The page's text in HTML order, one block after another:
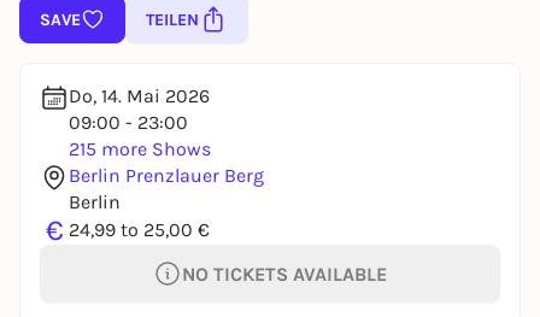
SAVE TEILEN
Do, 14. Mai 2026
09:00 - 23:00
215 more Shows
Berlin Prenzlauer Berg
Berlin
€ 24,99 to 25,00 €
NO TICKETS AVAILABLE
You already have an account?